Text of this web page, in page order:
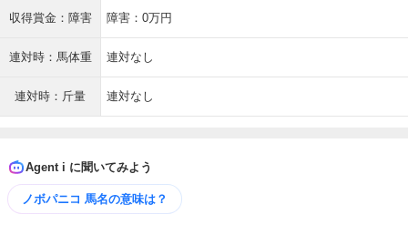
収得賞金：障害 障害：0万円
連対時：馬体重 連対なし
連対時：斤量 連対なし
Agent i に聞いてみよう
ノボパニコ 馬名の意味は？